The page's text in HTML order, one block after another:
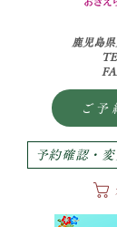
鹿児島
ご予
予約確認・変